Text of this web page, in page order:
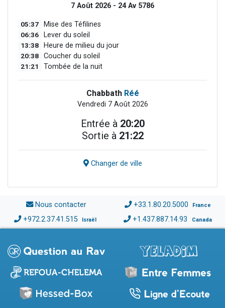
7 Août 2026 - 24 Av 5786
05:37 Mise des Téfilines
06:36 Lever du soleil
13:38 Heure de milieu du jour
20:38 Coucher du soleil
21:21 Tombée de la nuit
Chabbath Réé
Vendredi 7 Août 2026
Entrée à 20:20
Sortie à 21:22
Changer de ville
Nous contacter +33.1.80.20.5000 France
+972.2.37.41.515 Israël +1.437.887.14.93 Canada